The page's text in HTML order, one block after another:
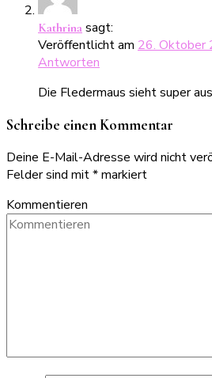
Kathrina sagt:
Veröffentlicht am 26. Oktober
Antworten
Die Fledermaus sieht super
Schreibe einen Kommentar
Deine E-Mail-Adresse wird nicht
Felder sind mit*markiert
Kommentieren